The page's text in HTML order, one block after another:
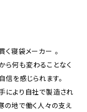
寝袋メーカー 。
何も変わることなく
信を感じられます。
により自社で製造され
の地で働く人々の支え